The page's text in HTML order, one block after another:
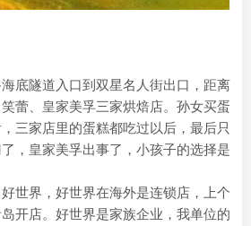
底隧道入口到双星名人街出口，距离
蕾、皇家美孚三家烘焙店。孙女买蛋
三家店里的蛋糕都吃过以后，最后只
，皇家美孚出事了，小孩子的选择是
世界，好世界在海外是连锁店，上个
开店。好世界是家族企业，我单位的